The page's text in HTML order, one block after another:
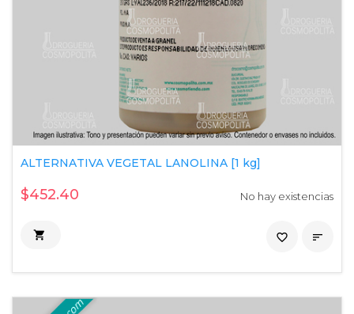
ALTERNATIVA VEGETAL LANOLINA [1 kg]
$452.40 No hay existencias
 
favorite_border